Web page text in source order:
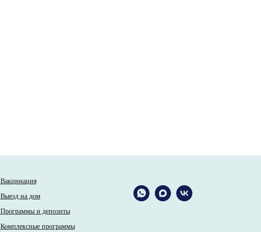
Вакцинация
Выезд на дом
Программы и депозиты
Комплексные программы